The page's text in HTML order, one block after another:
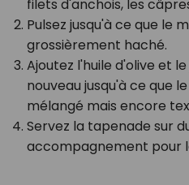
filets d'anchois, les
Pulsez jusqu'à ce que le
grossièrement haché.
Ajoutez l'huile d'olive et
nouveau jusqu'à ce que
mélangé mais encore
Servez la tapenade sur
accompagnement pour